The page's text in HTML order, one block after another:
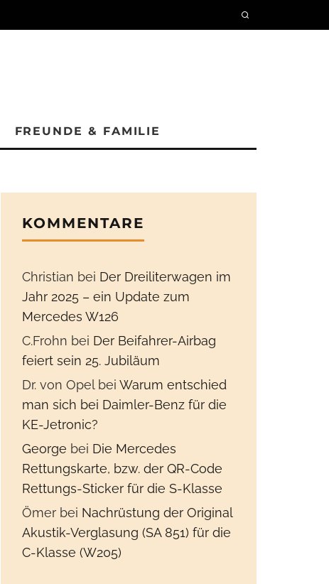
FREUNDE & FAMILIE
KOMMENTARE
Christian bei Der Dreiliterwagen im
Jahr 2025 – ein Update zum
Mercedes W126
C.Frohn bei Der Beifahrer-Airbag
feiert sein 25. Jubiläum
Dr. von Opelbei Warum entschied
man sich bei Daimler-Benz für die
KE-Jetronic?
George bei Die Mercedes
Rettungskarte, bzw. der QR-Code
Rettungs-Sticker für die S-Klasse
Ömer bei Nachrüstung der Original
Akustik-Verglasung (SA 851) für die
C-Klasse (W205)